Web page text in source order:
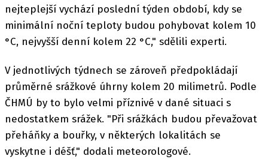
nejteplejší vychází poslední týden období, kdy se
minimální noční teploty budou pohybovat kolem 10
°C, nejvyšší denní kolem 22 °C," sdělili experti.
V jednotlivých týdnech se zároveň předpokládají
průměrné srážkové úhrny kolem 20 milimetrů. Podle
ČHMÚ by to bylo velmi příznivé v dané situaci s
nedostatkem srážek. "Při srážkách budou převažovat
přeháňky a bouřky, v některých lokalitách se
vyskytne i déšť," dodali meteorologové.